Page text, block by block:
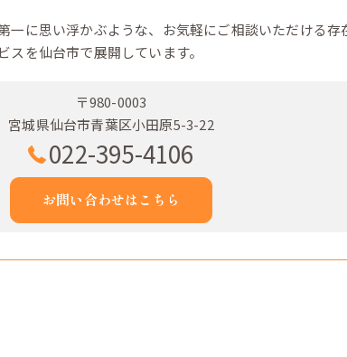
一に思い浮かぶような、お気軽にご相談いただける
を仙台市で展開しています。
〒980-0003
宮城県仙台市青葉区小田原5-3-22
022-395-4106
お問い合わせはこちら